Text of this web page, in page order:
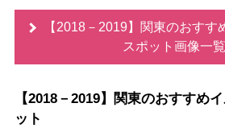
【2018－2019】関東のおすす
スポット画像一
【2018－2019】関東のおすすめ
ット